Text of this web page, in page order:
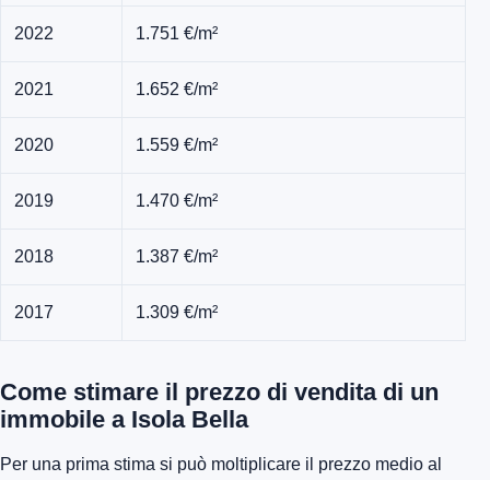
2022 1.751 €/m²
2021 1.652 €/m²
2020 1.559 €/m²
2019 1.470 €/m²
2018 1.387 €/m²
2017 1.309 €/m²
Come stimare il prezzo di vendita di un
immobile a Isola Bella
Per una prima stima si può moltiplicare il prezzo medio al